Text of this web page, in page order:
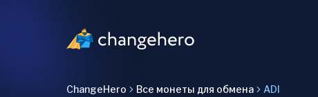
ChangeHero Все монеты для обмена ADI